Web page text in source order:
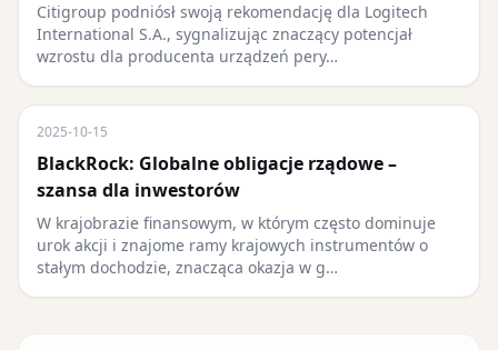
Citigroup podniósł swoją rekomendację dla Logitech
International S.A., sygnalizując znaczący potencjał
wzrostu dla producenta urządzeń pery…
2025-10-15
BlackRock: Globalne obligacje rządowe –
szansa dla inwestorów
W krajobrazie finansowym, w którym często dominuje
urok akcji i znajome ramy krajowych instrumentów o
stałym dochodzie, znacząca okazja w g…